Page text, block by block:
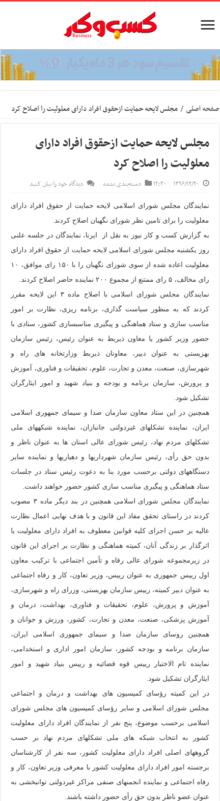
صفحه اصلی / مجلس لایحه حمایت ازحقوق افراد دارای معلولیت را اصلاح کرد
مجلس لایحه حمایت ازحقوق افراد دارای
معلولیت را اصلاح کرد
۱۳۹۶/۱۲/۲۰ ۱۲:۳۰ دسته‌بندی نشده دیدگاه خود را بیان کنید
نمایندگان مجلس شورای اسلامی لایحه حمایت از حقوق افراد دارای
معلولیت را برای تامین نظر شورای نگهبان اصلاح کردند.
به گزارش کسب و کار نیوز به نقل از ایرنا، نمایندگان در جلسه علنی
روز یکشنبه مجلس شورای اسلامی لایحه حمایت از حقوق افراد دارای
معلولیت اعاده شده از سوی شورای نگهبان را با ۱۵۰ رای موافق، ۱۰
رای مخالف، ۵ رای ممتنع از مجموع ۲۰۰ نماینده حاضر اصلاح کردند.
نمایندگان مجلس شورای اسلامی با اصلاح ماده ۳ این لایحه مقرر
کردند که به منظور سیاست گذاری، برنامه‏ ریزی، نظارت بر امور
مناسب‏ سازی و ستاد هماهنگی و پیگیری مناسب‏سازی کشور، ستادی با
حضور وزیر کشور یا معاون ذیربط به عنوان رئیس، رئیس سازمان
بهزیستی به عنوان دبیر، معاونان ذیربط وزارتخانه های راه و
شهرسازی، صنعت، معدن و تجارت، علوم، تحقیقات و فناوری، آموزش
و پرورش، سازمان برنامه و بودجه و بنیاد شهید و امور ایثارگران
تشکیل شود.
همچنین در این ستاد معاون سازمان صدا و سیمای جمهوری اسلامی
ایران، نماینده تشکل‏های غیردولتی جانبازان، نماینده شبکه‏های ملی
تشکل‏های مردم نهاد، رئیس شورای عالی استان ها به عنوان ناظر و
بدون حق رأی، رئیس سازمان شهرداری‏ها و دهیاری‏ها و نماینده سایر
دستگاه‏های دولتی برحسب مورد بنا به دعوت رئیس ستاد در جلسات
ستاد هماهنگی و پیگیری مناسب سازی کشور حضور خواهند داشت.
نمایندگان مجلس شورای اسلامی همچنین در بند دیگر ماده ۳ مصوب
کردند در راستای تحقق مفاد این قانون و با هدف نهایی اعمال نظارت
عالیه بر حسن اجرای کلیه قوانین معطوف به افراد دارای معلولیت یا
اثرگذار بر زندگی آنان، کمیته هماهنگی و نظارت بر اجرای این قانون
در زیرمجموعه شورای عالی رفاه و تأمین اجتماعی با ترکیب معاون
اول رییس جمهوری به عنوان رییس، وزیر تعاون، کار و رفاه اجتماعی
به عنوان دبیر کمیته، رییس سازمان بهزیستی، وزرای راه و شهرسازی،
آموزش و پرورش، علوم، تحقیقات و فناوری، بهداشت، درمان و
آموزش پزشکی، صنعت، معدن و تجارت، کشور، ورزش و جوانان و
همچنین روسای سازمان صدا و سیمای جمهوری اسلامی ایران،
سازمان برنامه و بودجه کشور، سازمان امور اداری و استخدامی،
نماینده تام‏ الاختیار رییس قوه قضائیه و رییس بنیاد شهید و امور
ایثارگران تشکیل شود.
در این کمیته رؤسای کمیسیون های بهداشت و درمان و اجتماعی
مجلس شورای اسلامی و سایر رؤسای کمیسیون های مجلس شورای
اسلامی برحسب موضوع، پنج نفر از نمایندگان افراد دارای معلولیت
کشور به انتخاب شبکه‏ های ملی تشکل‏های مردم‏ نهاد بر حسب
گروه‏های اصلی افراد دارای معلولیت کشور، سه نفر از کارشناسان
برجسته امور افراد دارای معلولیت کشور با معرفی وزیر تعاون، کار و
رفاه اجتماعی و نماینده انجمن‏های صنفی مراکز غیردولتی توانبخشی به
عنوان عضو ناظر بدون حق رأی حضور داشته باشند.